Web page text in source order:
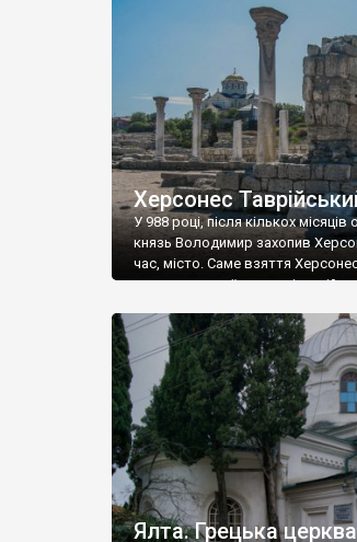
візантійської доби. Раритети
культурної спадщини ЮНЕСКО
Офіційно – на виставку «Золото
влада в Україні вважають це
Херсонес
У 988 році, після кількох
князь Володимир захопив
час, місто. Саме взяття
диктувати свої умови
Херсонесі Володимир-язичник,
християнином. А потім було
Херсонесу Таврійського
Ялта. Грецька